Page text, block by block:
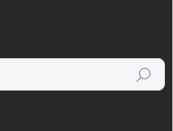
Hľadať